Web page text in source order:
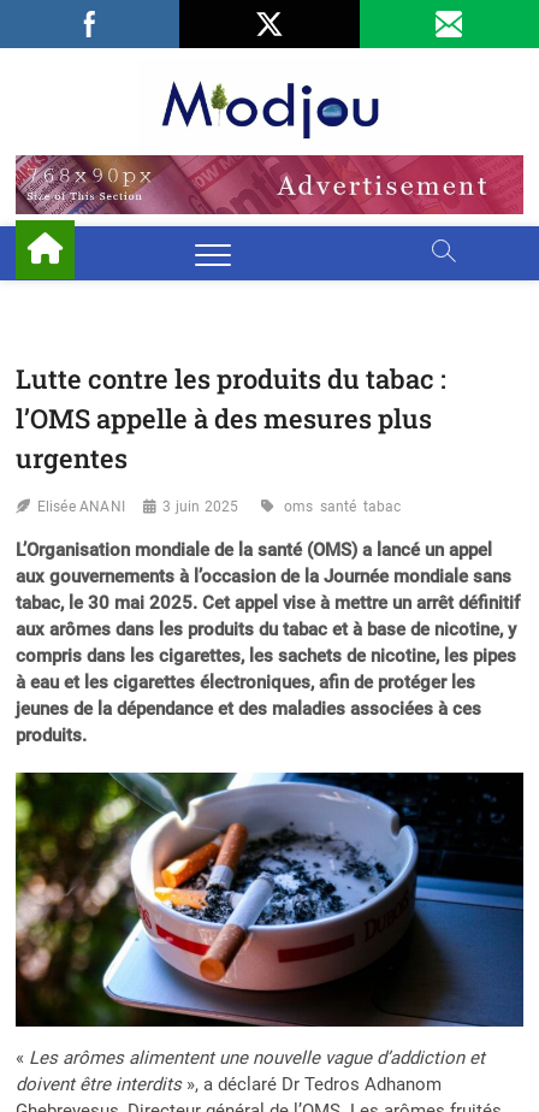
Facebook
LinkedIn
Lutte contre les produits du tabac :
l’OMS appelle à des mesures plus
urgentes
Elisée ANANI 3 juin 2025 oms santé tabac
L’Organisation mondiale de la santé (OMS) a lancé un appel
aux gouvernements à l’occasion de la Journée mondiale sans
tabac, le 30 mai 2025. Cet appel vise à mettre un arrêt définitif
aux arômes dans les produits du tabac et à base de nicotine, y
compris dans les cigarettes, les sachets de nicotine, les pipes
à eau et les cigarettes électroniques, afin de protéger les
jeunes de la dépendance et des maladies associées à ces
produits.
« Les arômes alimentent une nouvelle vague d’addiction et
doivent être interdits », a déclaré Dr Tedros Adhanom